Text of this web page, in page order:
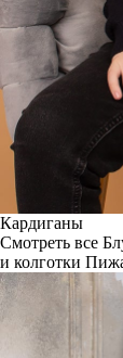
Кардиганы
Смотреть все
и колготки